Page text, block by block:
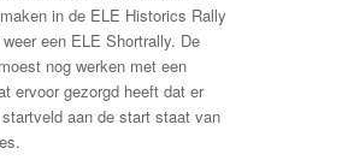
in de ELE Historics Rally
een ELE Shortrally. De
nog werken met een
ervoor gezorgd heeft dat er
aan de start staat van